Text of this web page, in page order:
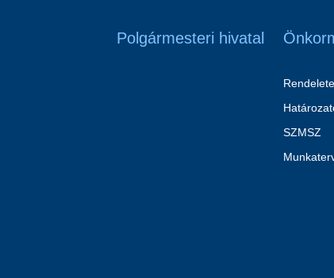
Polgármesteri hivatal
SZMSZ